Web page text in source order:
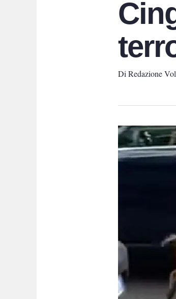
Di Redazione